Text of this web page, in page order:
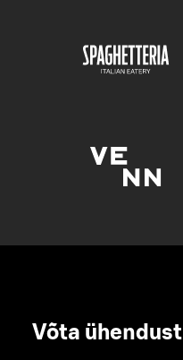
Võta ühendust